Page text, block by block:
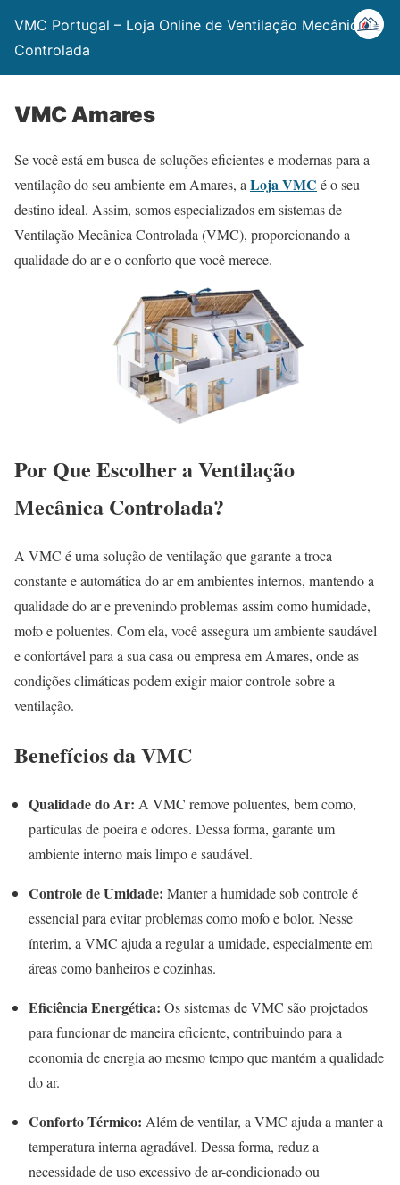
VMC Portugal – Loja Online de Ventilação Mecânica
Controlada
VMC Amares
Se você está em busca de soluções eficientes e modernas para a
ventilação do seu ambiente em Amares, a Loja VMC é o seu
destino ideal. Assim, somos especializados em sistemas de
Ventilação Mecânica Controlada (VMC), proporcionando a
qualidade do ar e o conforto que você merece.
Por Que Escolher a Ventilação
Mecânica Controlada?
A VMC é uma solução de ventilação que garante a troca
constante e automática do ar em ambientes internos, mantendo a
qualidade do ar e prevenindo problemas assim como humidade,
mofo e poluentes. Com ela, você assegura um ambiente saudável
e confortável para a sua casa ou empresa em Amares, onde as
condições climáticas podem exigir maior controle sobre a
ventilação.
Benefícios da VMC
Qualidade do Ar: A VMC remove poluentes, bem como,
partículas de poeira e odores. Dessa forma, garante um
ambiente interno mais limpo e saudável.
Controle de Umidade: Manter a humidade sob controle é
essencial para evitar problemas como mofo e bolor. Nesse
ínterim, a VMC ajuda a regular a umidade, especialmente em
áreas como banheiros e cozinhas.
Eficiência Energética: Os sistemas de VMC são projetados
para funcionar de maneira eficiente, contribuindo para a
economia de energia ao mesmo tempo que mantém a qualidade
do ar.
Conforto Térmico: Além de ventilar, a VMC ajuda a manter a
temperatura interna agradável. Dessa forma, reduz a
necessidade de uso excessivo de ar-condicionado ou